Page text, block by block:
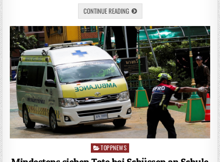
CONTINUE READING
Posted
in
TOPPNEWS